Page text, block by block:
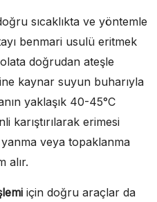
sıcaklıkta ve yöntemle
benmari usulü eritmek
doğrudan ateşle
kaynar suyun buharıyla
yaklaşık 40-45°C
karıştırılarak erimesi
veya topaklanma
alır.
için doğru araçlar da